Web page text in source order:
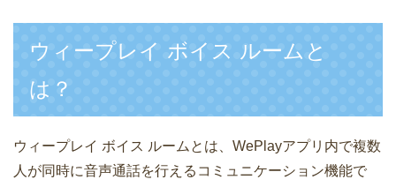
ウィープレイ ボイス ルームと
は？
ウィープレイ ボイス ルームとは、WePlayアプリ内で複数
人が同時に音声通話を行えるコミュニケーション機能で